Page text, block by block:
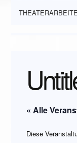
« Alle
Diese